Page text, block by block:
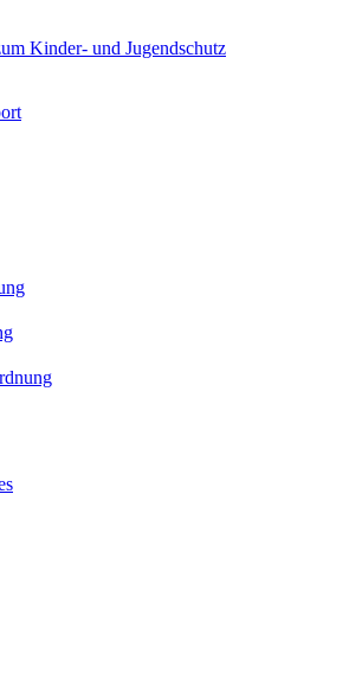
Kinder- und Jugendschutz